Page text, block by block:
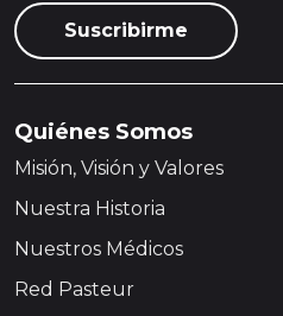
Quiénes Somos
Misión, Visión y Valores
Nuestra Historia
Nuestros Médicos
Red Pasteur